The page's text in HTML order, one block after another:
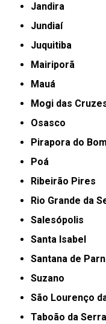
Jandira
Jundiaí
Juquitiba
Mairiporã
Mauá
Mogi das
Osasco
Pirapora do
Poá
Ribeirão Pires
Rio Grande da
Salesópolis
Santa Isabel
Santana de
Suzano
São Lourenço
Taboão da Serra